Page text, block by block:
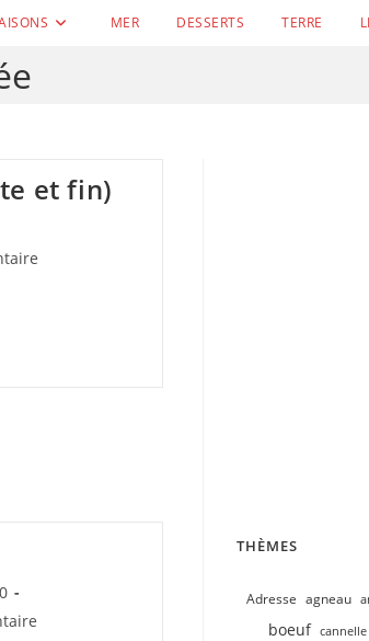
MER DESSERTS TERRE
et fin)
THÈMES
Adresse agneau
boeuf cannelle